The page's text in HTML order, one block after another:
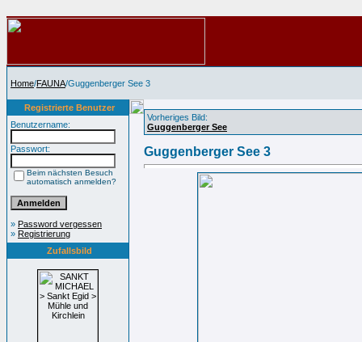
Home/FAUNA/Guggenberger See 3
Registrierte Benutzer
Benutzername:
Passwort:
Beim nächsten Besuch
automatisch anmelden?
» Password vergessen
» Registrierung
Zufallsbild
Vorheriges Bild:
Guggenberger See
Guggenberger See 3